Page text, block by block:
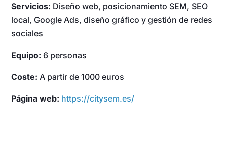
Servicios: Diseño web, posicionamiento SEM, SEO
local, Google Ads, diseño gráfico y gestión de redes
sociales
Equipo: 6 personas
Coste: A partir de 1000 euros
Página web: https://citysem.es/